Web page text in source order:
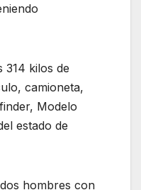
314 kilos de
camioneta,
Modelo
estado de
hombres con